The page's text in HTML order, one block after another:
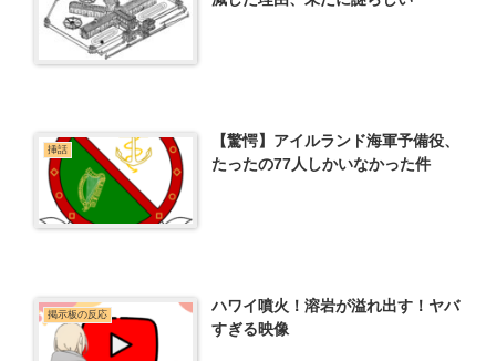
挿話
【驚愕】アイルランド海軍予備役、
たったの77人しかいなかった件
掲示板の反応
ハワイ噴火！溶岩が溢れ出す！ヤバ
すぎる映像